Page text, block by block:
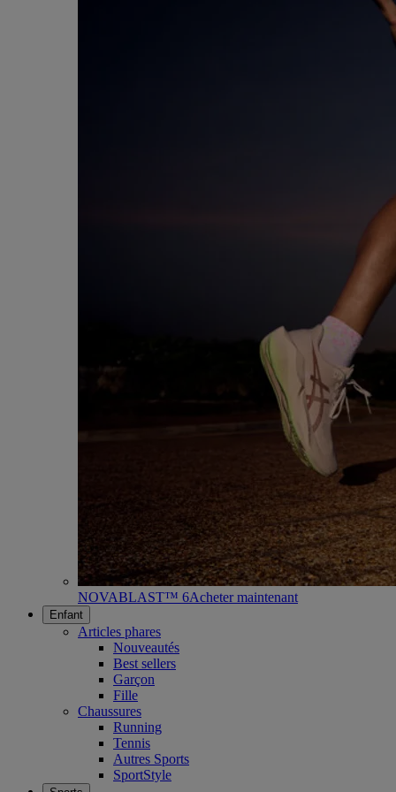
NOVABLAST™ 6Acheter maintenant
Enfant
Articles phares
Nouveautés
Best sellers
Garçon
Fille
Chaussures
Running
Tennis
Autres Sports
SportStyle